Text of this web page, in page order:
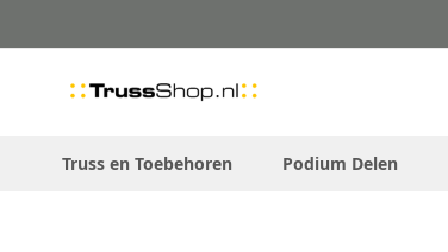
to
Truss en Toebehoren
Podium Delen